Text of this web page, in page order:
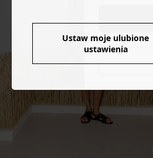
Ustaw moje ulubione
ustawienia